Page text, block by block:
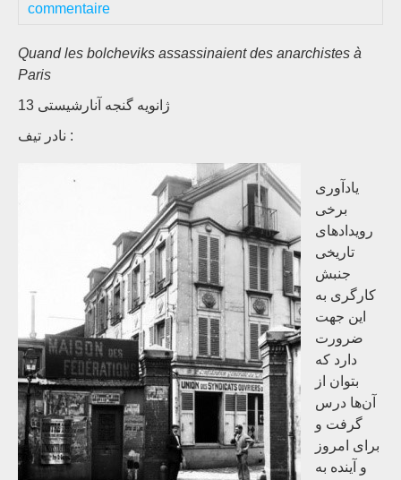
commentaire
Quand les bolcheviks assassinaient des anarchistes à
Paris
13 ژانویه گنجه آنارشیستی
نادر تیف :
یادآوری
برخی
رویدادهای
تاریخی
جنبش
کارگری به
این جهت
ضرورت
دارد که
بتوان از
آن‌ها درس
گرفت و
برای امروز
و آینده به